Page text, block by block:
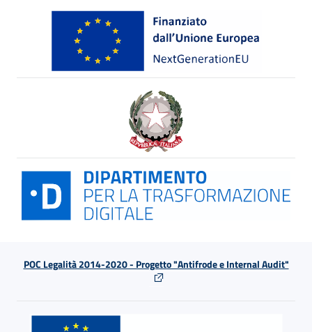
POC Legalità 2014-2020 - Progetto "Antifrode e Internal Audit"